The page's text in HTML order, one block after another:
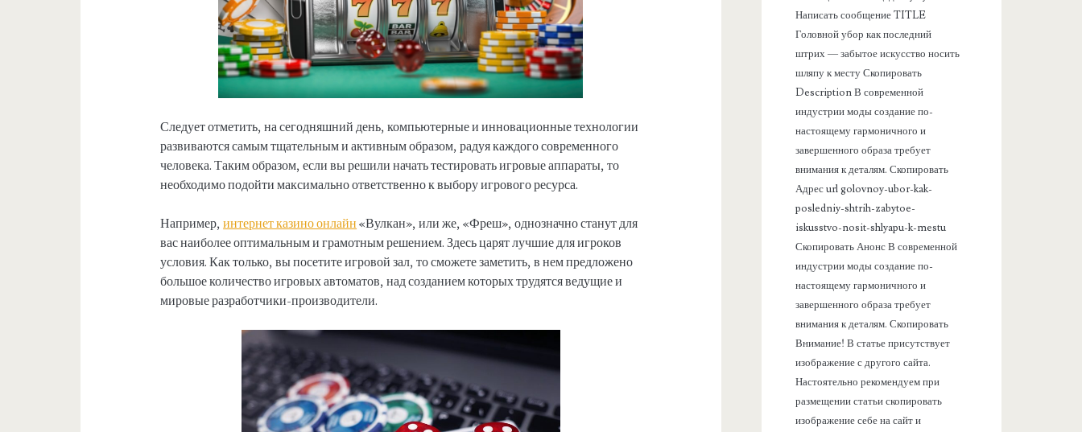
Следует отметить, на сегодняшний день, компьютерные и инновационные технологии
развиваются самым тщательным и активным образом, радуя каждого современного
человека. Таким образом, если вы решили начать тестировать игровые аппараты, то
необходимо подойти максимально ответственно к выбору игрового ресурса.
Например,интернет казино онлайн «Вулкан», или же, «Фреш», однозначно станут для
вас наиболее оптимальным и грамотным решением. Здесь царят лучшие для игроков
условия. Как только, вы посетите игровой зал, то сможете заметить, в нем предложено
большое количество игровых автоматов, над созданием которых трудятся ведущие и
мировые разработчики-производители.
Написать сообщение TITLE
Головной убор как последний
штрих — забытое искусство носить
шляпу к месту Скопировать
Description В современной
индустрии моды создание по-
настоящему гармоничного и
завершенного образа требует
внимания к деталям. Скопировать
Адрес url golovnoy-ubor-kak-
posledniy-shtrih-zabytoe-
iskusstvo-nosit-shlyapu-k-mestu
Скопировать Анонс В современной
индустрии моды создание по-
настоящему гармоничного и
завершенного образа требует
внимания к деталям. Скопировать
Внимание! В статье присутствует
изображение с другого сайта.
Настоятельно рекомендуем при
размещении статьи скопировать
изображение себе на сайт и